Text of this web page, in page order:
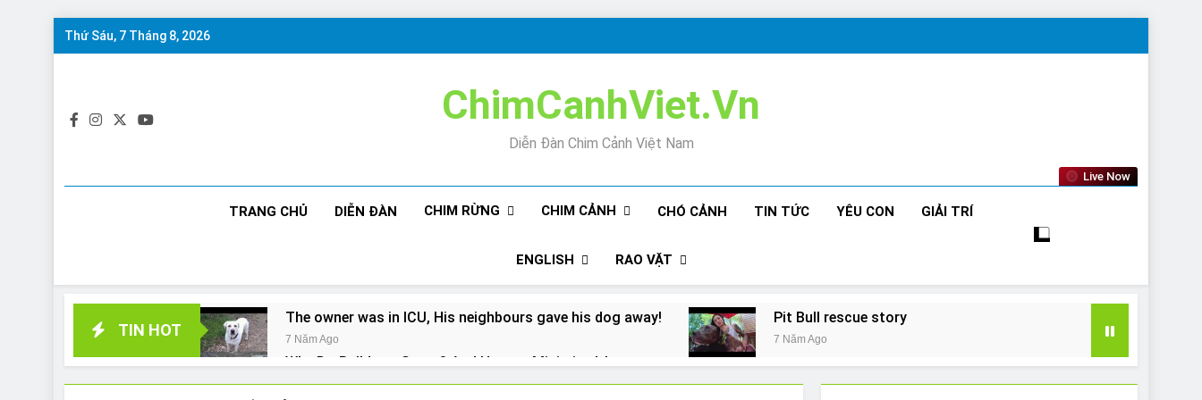
Skip
Thứ Sáu, 7 Tháng 8, 2026
ChimCanhViet.Vn
Diễn Đàn Chim Cảnh Việt Nam
Live Now
TRANG CHỦ DIỄN ĐÀN CHIM RỪNG CHIM CẢNH CHÓ CẢNH TIN TỨC YÊU CON GIẢI TRÍ
ENGLISH RAO VẶT
TIN HOT
The owner was in ICU, His neighbours gave his dog away!
7 Năm Ago
Pit Bull rescue story
7 Năm Ago
Why Do Bulldogs Snore? And How to Minimize It!
7 Năm Ago